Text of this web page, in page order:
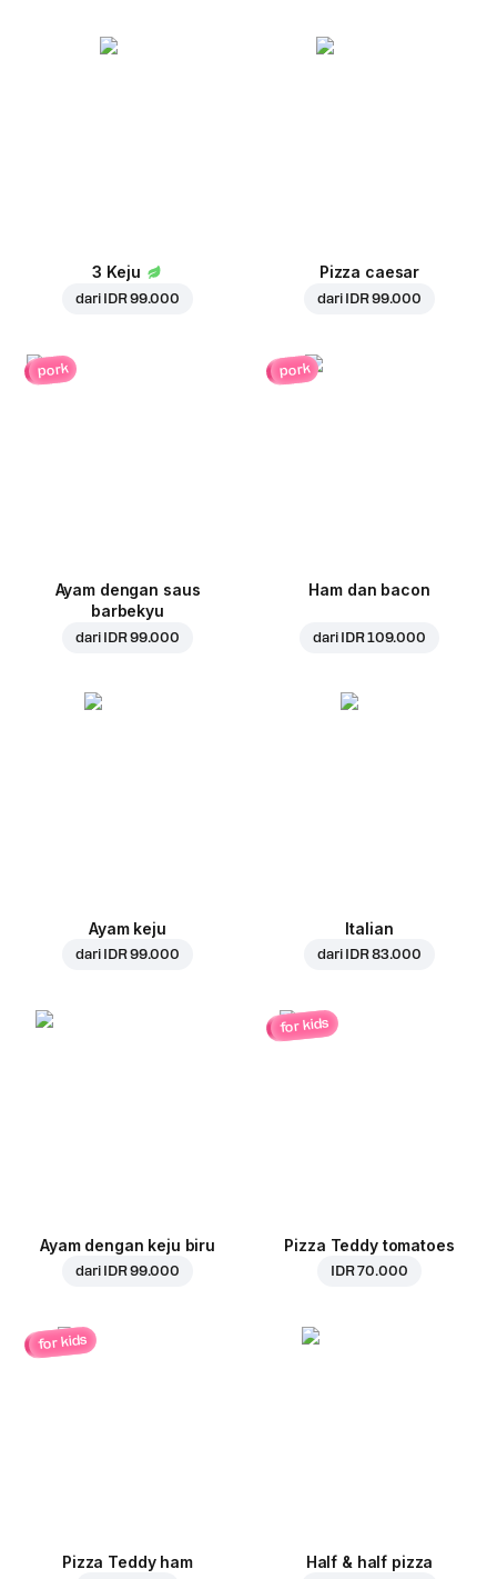
3 Keju
dari IDR 99.000
Pizza caesar
dari IDR 99.000
pork
Ayam dengan saus
barbekyu
dari IDR 99.000
pork
Ham dan bacon
dari IDR 109.000
Ayam keju
dari IDR 99.000
Italian
dari IDR 83.000
Ayam dengan keju biru
dari IDR 99.000
for kids
Pizza Teddy tomatoes
IDR 70.000
for kids
Pizza Teddy ham Half & half pizza